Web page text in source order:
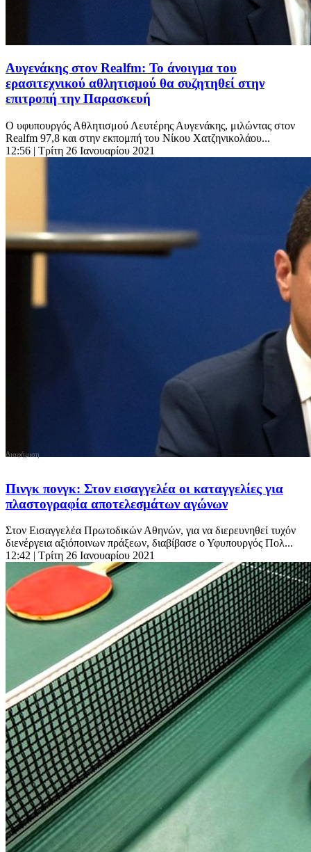
Αυγενάκης στον Realfm: Το άνοιγμα του
ερασιτεχνικού αθλητισμού θα συζητηθεί στην
επιτροπή την Παρασκευή
Ο υφυπουργός Αθλητισμού Λευτέρης Αυγενάκης, μιλώντας στον
Realfm 97,8 και στην εκπομπή του Νίκου Χατζηνικολάου...
12:56 | Τρίτη 26 Ιανουαρίου 2021
Πινγκ πονγκ: Στον εισαγγελέα οι καταγγελίες για
πλαστογραφία αποτελεσμάτων αγώνων
Στον Εισαγγελέα Πρωτοδικών Αθηνών, για να διερευνηθεί τυχόν
διενέργεια αξιόποινων πράξεων, διαβίβασε ο Υφυπουργός Πολ...
12:42 | Τρίτη 26 Ιανουαρίου 2021